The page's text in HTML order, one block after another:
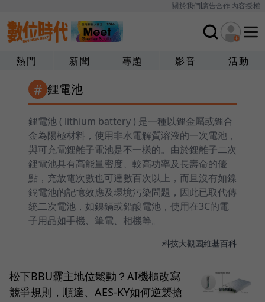
關於我們廣告合作內容授權
熱門 新聞 專題 影音 活動
# 鋰電池
鋰電池 ( lithium battery ) 是一種以鋰金屬或鋰合
金為陽極材料，使用非水電解質溶液的一次電池，
與可充電鋰離子電池是不一樣的。由於鋰離子二次
鋰電池具有高能量密度、較高功率及長壽命的優
點，充放電次數也可達數百次以上，而且沒有如鎳
鎘電池的記憶效應及環境污染問題，因此已取代傳
統二次電池，如鎳鎘或鉛酸電池，使用在3C的電
子用品如手機、筆電、相機等。
科技大觀園維基百科
松下BBU霸主地位鬆動？AI機櫃改寫
競爭規則，順達、AES-KY如何逆襲搶